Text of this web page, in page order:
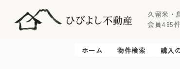
久留米・
会員485
ホーム 物件検索 購入